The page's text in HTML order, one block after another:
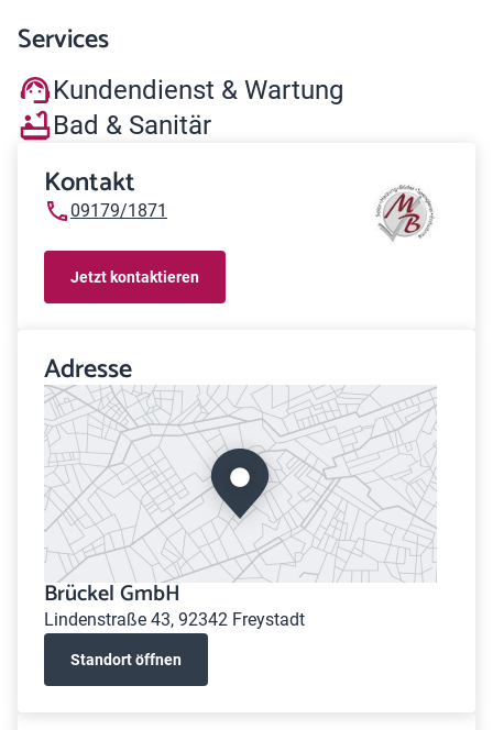
Services
Kundendienst & Wartung
Bad & Sanitär
Kontakt
09179/1871
Jetzt kontaktieren
Adresse
Brückel GmbH
Lindenstraße 43, 92342 Freystadt
Standort öffnen